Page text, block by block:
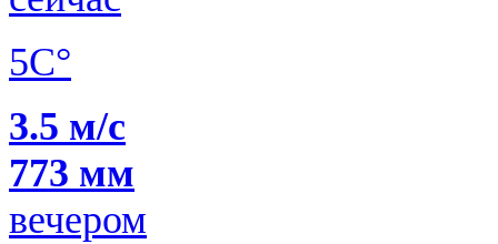
5C°
3.5 м/с
773 мм
вечером